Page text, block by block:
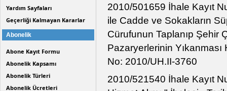
Yardım Sayfaları
Geçerliği Kalmayan Kararlar
Abonelik
Abone Kayıt Formu
Abonelik Kapsamı
Abonelik Türleri
Abonelik Ücretleri
2010/501659 İhale Kayıt
ile Cadde ve Sokakların
Cürufunun Taplanıp Şehir
Pazaryerlerinin Yıkanması
No: 2010/UH.II-3760
2010/521540 İhale Kayıt